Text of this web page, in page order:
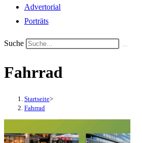
Advertorial
Porträts
Suche
Fahrrad
Startseite>
Fahrrad